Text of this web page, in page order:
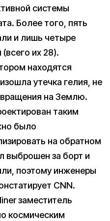
системы
Более того, пять
и лишь четыре
их 28).
находятся
утечка гелия, не
на Землю.
таким
было
на обратном
выброшен за борт и
поэтому инженеры
CNN.
заместитель
космическим